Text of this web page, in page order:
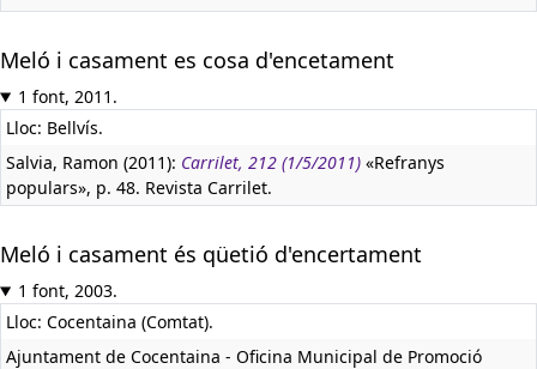
Meló i casament es cosa d'encetament
1 font, 2011.
Lloc: Bellvís.
Salvia, Ramon (2011): Carrilet, 212 (1/5/2011) «Refranys
populars», p. 48. Revista Carrilet.
Meló i casament és qüetió d'encertament
1 font, 2003.
Lloc: Cocentaina (Comtat).
Ajuntament de Cocentaina - Oficina Municipal de Promoció